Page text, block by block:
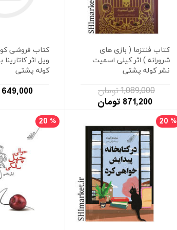
کتاب فنتزما ( بازی های
شرورانه ) اثر کیلی اسمیت
نشر کوله پشتی
1,089,000 تومان
871,200 تومان
کتاب فروشی
ویل اثر کاتارینا
کوله پشتی
649,000 تومان
20 %
20 %